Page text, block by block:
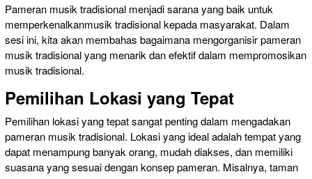
Pameran musik tradisional menjadi sarana yang baik untuk
memperkenalkanmusik tradisional kepada masyarakat. Dalam
sesi ini, kita akan membahas bagaimana mengorganisir pameran
musik tradisional yang menarik dan efektif dalam mempromosikan
musik tradisional.
Pemilihan Lokasi yang Tepat
Pemilihan lokasi yang tepat sangat penting dalam mengadakan
pameran musik tradisional. Lokasi yang ideal adalah tempat yang
dapat menampung banyak orang, mudah diakses, dan memiliki
suasana yang sesuai dengan konsep pameran. Misalnya, taman